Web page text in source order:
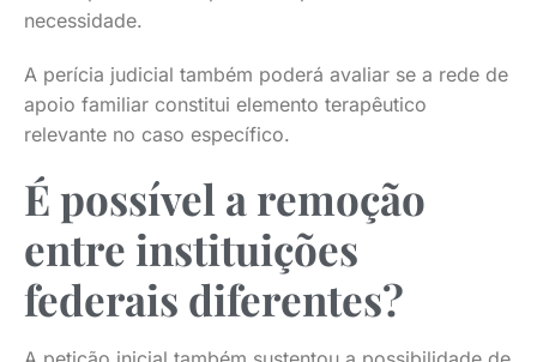
necessidade.
A perícia judicial também poderá avaliar se a rede de
apoio familiar constitui elemento terapêutico
relevante no caso específico.
É possível a remoção
entre instituições
federais diferentes?